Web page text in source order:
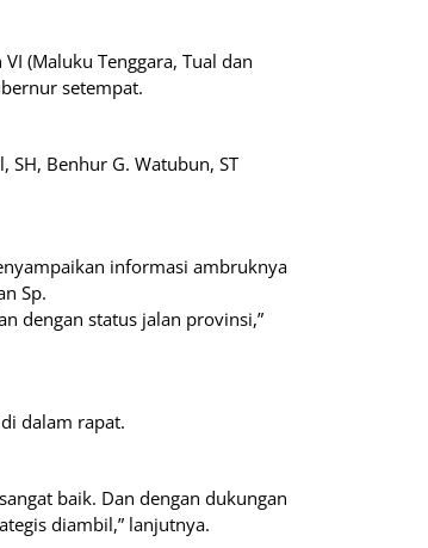
(Maluku Tenggara, Tual dan
setempat.
SH, Benhur G. Watubun, ST
informasi ambruknya
Sp.
dengan status jalan provinsi,”
dalam rapat.
baik. Dan dengan dukungan
diambil,” lanjutnya.